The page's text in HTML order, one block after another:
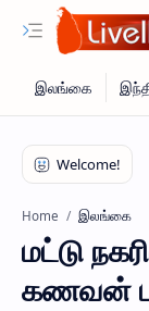
Home இலங்கை
மட்டு
கணவன்